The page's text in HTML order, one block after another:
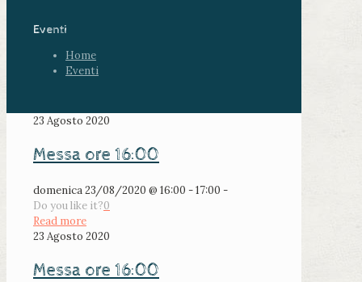
Eventi
Home
Eventi
23 Agosto 2020
Messa ore 16:00
domenica 23/08/2020 @ 16:00 - 17:00 -
Do you like it?0
Read more
23 Agosto 2020
Messa ore 16:00